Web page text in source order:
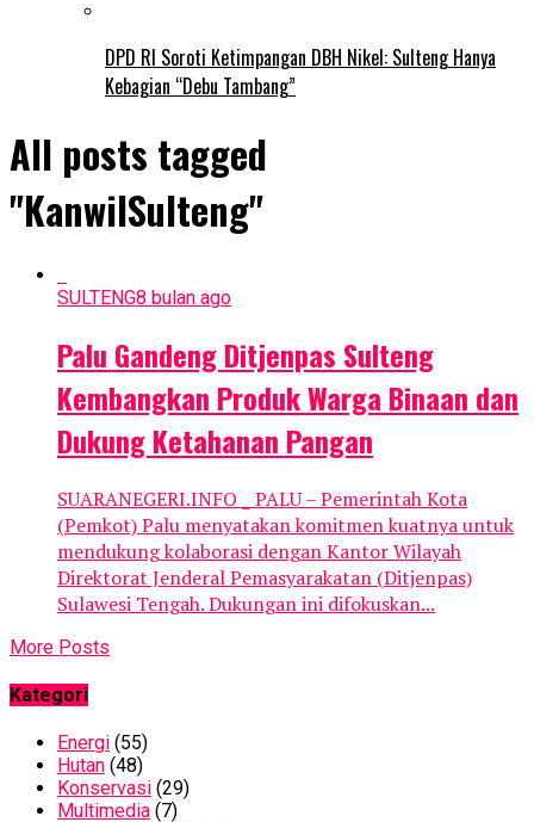
DPD RI Soroti Ketimpangan DBH Nikel: Sulteng Hanya
Kebagian “Debu Tambang”
All posts tagged
"KanwilSulteng"
SULTENG8 bulan ago
Palu Gandeng Ditjenpas Sulteng
Kembangkan Produk Warga Binaan dan
Dukung Ketahanan Pangan
SUARANEGERI.INFO _ PALU – Pemerintah Kota
(Pemkot) Palu menyatakan komitmen kuatnya untuk
mendukung kolaborasi dengan Kantor Wilayah
Direktorat Jenderal Pemasyarakatan (Ditjenpas)
Sulawesi Tengah. Dukungan ini difokuskan...
More Posts
Kategori
Energi (55)
Hutan (48)
Konservasi (29)
Multimedia (7)